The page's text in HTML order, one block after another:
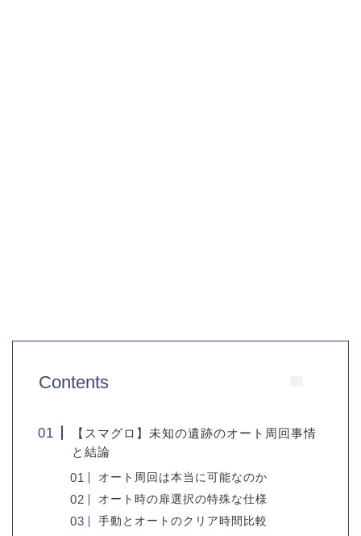
Contents
【スマグロ】未知の遺跡のオート周回事情
と結論
オート周回は本当に可能なのか
オート時の扉選択の特殊な仕様
手動とオートのクリア時間比較